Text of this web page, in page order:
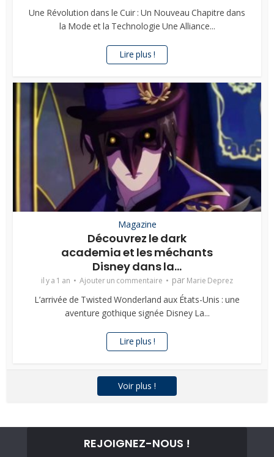
Une Révolution dans le Cuir : Un Nouveau Chapitre dans
la Mode et la Technologie Une Alliance...
Lire plus !
Magazine
Découvrez le dark
academia et les méchants
Disney dans la...
il y a 1 an Ajouter un commentaire par Marie Deprez
L’arrivée de Twisted Wonderland aux États-Unis : une
aventure gothique signée Disney La...
Lire plus !
Voir plus !
REJOIGNEZ-NOUS !